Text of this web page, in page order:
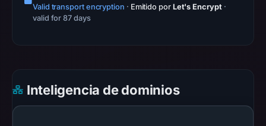
Apr
06:53
UTC.
Valid transport encryption · Emitido por Let's Encrypt ·
valid for 87 days
Inteligencia de dominios